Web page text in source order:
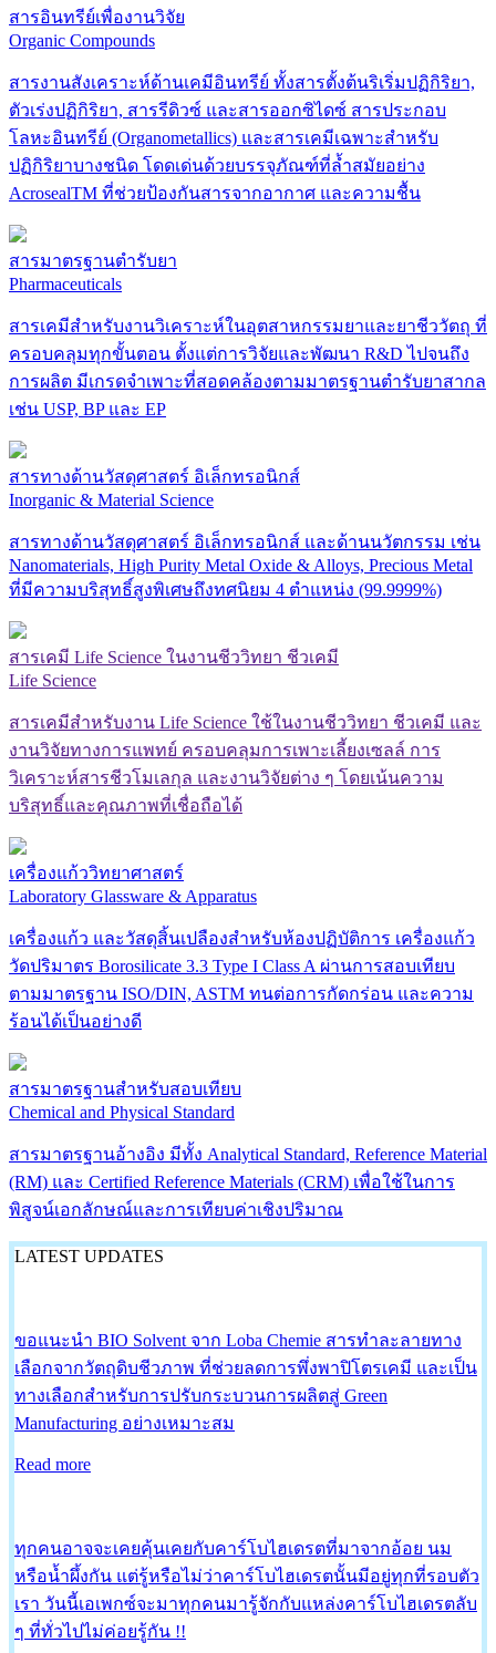
สารอินทรีย์เพื่องานวิจัย
Organic Compounds
สารงานสังเคราะห์ด้านเคมีอินทรีย์ ทั้งสารตั้งต้นริเริ่มปฏิกิริยา,
ตัวเร่งปฏิกิริยา, สารรีดิวซ์ และสารออกซิไดซ์ สารประกอบ
โลหะอินทรีย์ (Organometallics) และสารเคมีเฉพาะสำหรับ
ปฏิกิริยาบางชนิด โดดเด่นด้วยบรรจุภัณฑ์ที่ล้ำสมัยอย่าง
AcrosealTM ที่ช่วยป้องกันสารจากอากาศ และความชื้น
สารมาตรฐานตำรับยา
Pharmaceuticals
สารเคมีสำหรับงานวิเคราะห์ในอุตสาหกรรมยาและยาชีววัตถุ ที่
ครอบคลุมทุกขั้นตอน ตั้งแต่การวิจัยและพัฒนา R&D ไปจนถึง
การผลิต มีเกรดจำเพาะที่สอดคล้องตามมาตรฐานตำรับยาสากล
เช่น USP, BP และ EP
สารทางด้านวัสดุศาสตร์ อิเล็กทรอนิกส์
Inorganic & Material Science
สารทางด้านวัสดุศาสตร์ อิเล็กทรอนิกส์ และด้านนวัตกรรม เช่น
Nanomaterials, High Purity Metal Oxide & Alloys, Precious Metal
ที่มีความบริสุทธิ์สูงพิเศษถึงทศนิยม 4 ตำแหน่ง (99.9999%)
สารเคมี Life Science ในงานชีววิทยา ชีวเคมี
Life Science
สารเคมีสำหรับงาน Life Science ใช้ในงานชีววิทยา ชีวเคมี และ
งานวิจัยทางการแพทย์ ครอบคลุมการเพาะเลี้ยงเซลล์ การ
วิเคราะห์สารชีวโมเลกุล และงานวิจัยต่าง ๆ โดยเน้นความ
บริสุทธิ์และคุณภาพที่เชื่อถือได้
เครื่องแก้ววิทยาศาสตร์
Laboratory Glassware & Apparatus
เครื่องแก้ว และวัสดุสิ้นเปลืองสำหรับห้องปฏิบัติการ เครื่องแก้ว
วัดปริมาตร Borosilicate 3.3 Type I Class A ผ่านการสอบเทียบ
ตามมาตรฐาน ISO/DIN, ASTM ทนต่อการกัดกร่อน และความ
ร้อนได้เป็นอย่างดี
สารมาตรฐานสำหรับสอบเทียบ
Chemical and Physical Standard
สารมาตรฐานอ้างอิง มีทั้ง Analytical Standard, Reference Material
(RM) และ Certified Reference Materials (CRM) เพื่อใช้ในการ
พิสูจน์เอกลักษณ์และการเทียบค่าเชิงปริมาณ
LATEST UPDATES
ขอแนะนำ BIO Solvent จาก Loba Chemie สารทำละลายทาง
เลือกจากวัตถุดิบชีวภาพ ที่ช่วยลดการพึ่งพาปิโตรเคมี และเป็น
ทางเลือกสำหรับการปรับกระบวนการผลิตสู่ Green
Manufacturing อย่างเหมาะสม
Read more
ทุกคนอาจจะเคยคุ้นเคยกับคาร์โบไฮเดรตที่มาจากอ้อย นม
หรือน้ำผึ้งกัน แต่รู้หรือไม่ว่าคาร์โบไฮเดรตนั้นมีอยู่ทุกที่รอบตัว
เรา วันนี้เอเพกซ์จะมาทุกคนมารู้จักกับแหล่งคาร์โบไฮเดรตลับ
ๆ ที่ทั่วไปไม่ค่อยรู้กัน !!